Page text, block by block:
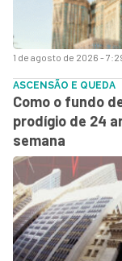
1 de agosto de 2026 -
ASCENSÃO E QUEDA
Como o fundo
prodígio de 24
semana